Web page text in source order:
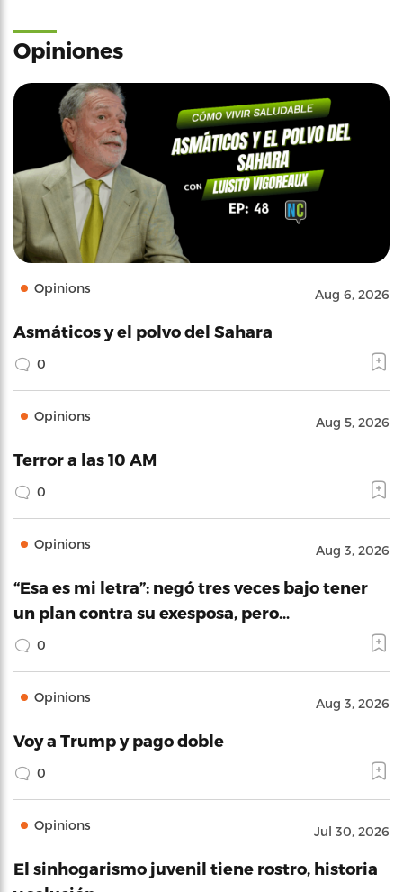
Opiniones
Opinions Aug 6, 2026
Asmáticos y el polvo del Sahara
0
Opinions Aug 5, 2026
Terror a las 10 AM
0
Opinions Aug 3, 2026
“Esa es mi letra”: negó tres veces bajo tener
un plan contra su exesposa, pero…
0
Opinions Aug 3, 2026
Voy a Trump y pago doble
0
Opinions Jul 30, 2026
El sinhogarismo juvenil tiene rostro, historia